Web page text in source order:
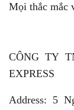
Mọi thắc mắc
CÔNG TY
EXPRESS
Address: 5